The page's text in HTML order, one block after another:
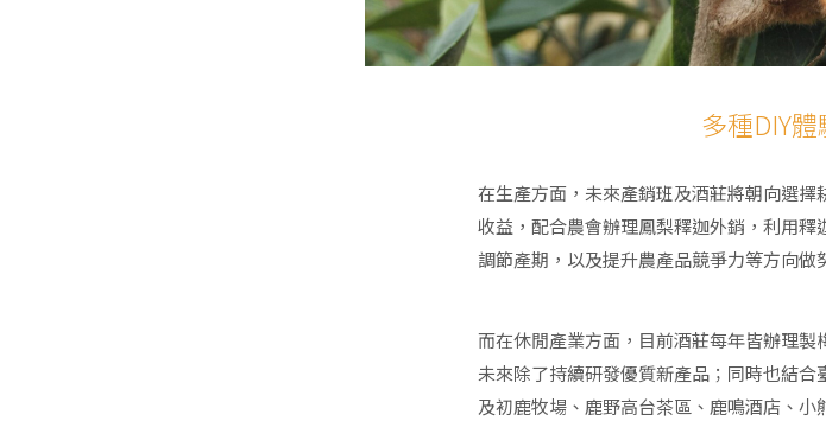
多種DIY
在生產方面，未來產銷班及酒莊將朝向選
收益，配合農會辦理鳳梨釋迦外銷，利用釋
調節產期，以及提升農產品競爭力等方向做
而在休閒產業方面，目前酒莊每年皆辦理製
未來除了持續研發優質新產品；同時也結
及初鹿牧場、鹿野高台茶區、鹿鳴酒店、